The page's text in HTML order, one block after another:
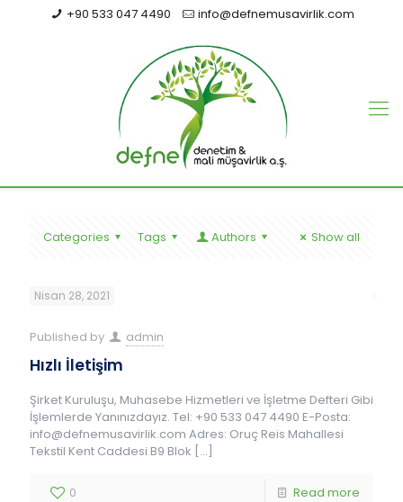
+90 533 047 4490 info@defnemusavirlik.com
Categories Tags Authors Show all
Nisan 28, 2021
Published by admin
Hızlı İletişim
Şirket Kuruluşu, Muhasebe Hizmetleri ve İşletme Defteri Gibi
İşlemlerde Yanınızdayız. Tel: +90 533 047 4490 E-Posta:
info@defnemusavirlik.com Adres: Oruç Reis Mahallesi
Tekstil Kent Caddesi B9 Blok […]
0 Read more